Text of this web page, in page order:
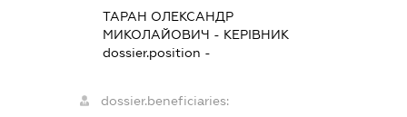
ТАРАН ОЛЕКСАНДР
МИКОЛАЙОВИЧ - КЕРІВНИК
dossier.position -
dossier.beneficiaries: